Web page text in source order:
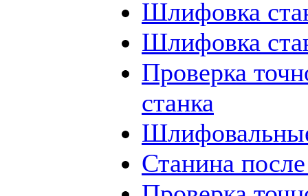
Шлифовка
Шлифовка
Проверка
станка
Станина